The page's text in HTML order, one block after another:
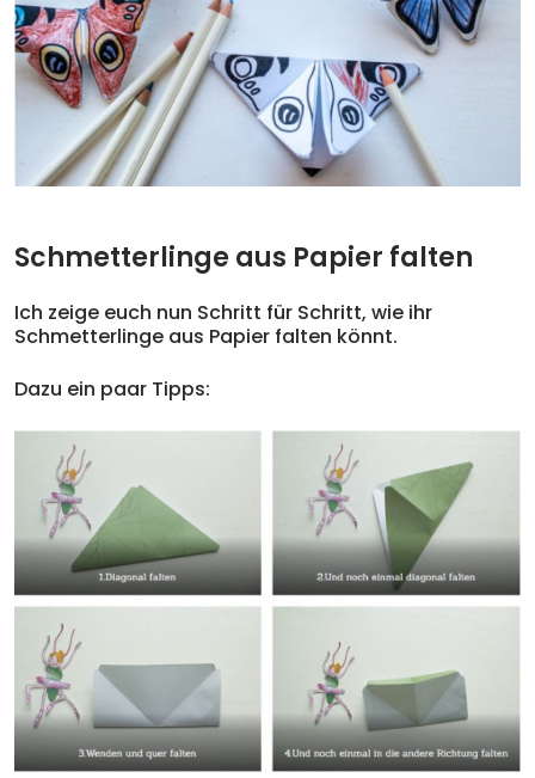
Schmetterlinge aus Papier falten
Ich zeige euch nun Schritt für Schritt, wie ihr
Schmetterlinge aus Papier falten könnt.
Dazu ein paar Tipps: